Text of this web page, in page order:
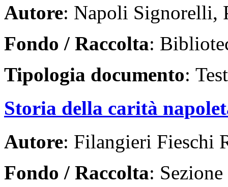
Autore: Napoli Signorelli,
Fondo / Raccolta:
Tipologia documento:
Storia della carità
Autore: Filangieri Fieschi
Fondo / Raccolta: